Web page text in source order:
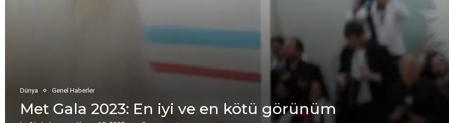
Dünya Genel Haberler
Met Gala 2023: En iyi ve en kötü görünüm